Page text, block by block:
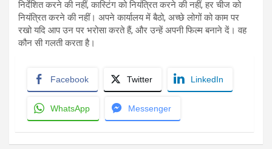
निर्देशित करने की नहीं, कास्टिंग को नियंत्रित करने की नहीं, हर चीज को
नियंत्रित करने की नहीं। अपने कार्यालय में बैठो, अच्छे लोगों को काम पर
रखो यदि आप उन पर भरोसा करते हैं, और उन्हें अपनी फिल्म बनाने दें। वह
कौन सी गलती करता है।
Facebook Twitter LinkedIn
WhatsApp Messenger